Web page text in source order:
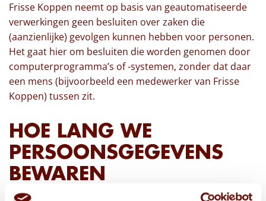
Frisse Koppen neemt op basis van geautomatiseerde
verwerkingen geen besluiten over zaken die
(aanzienlijke) gevolgen kunnen hebben voor personen.
Het gaat hier om besluiten die worden genomen door
computerprogramma’s of -systemen, zonder dat daar
een mens (bijvoorbeeld een medewerker van Frisse
Koppen) tussen zit.
HOE LANG WE
PERSOONSGEGEVENS
BEWAREN